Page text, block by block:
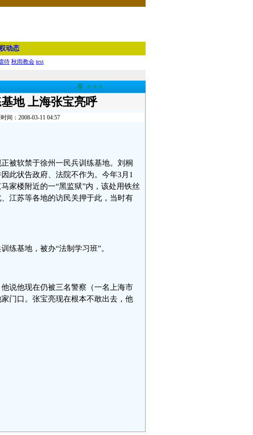
动态
待 秋雨教会 test
荐 ★★★
地 上海张宝亮呼
间：2008-03-11 04:57
被软禁于徐州一民兵训练基地。刘桐
此状告政府、法院不作为。今年3月1
家楼附近的一“黑监狱”内，该处用铁丝
江苏等各地的访民关押于此，当时有
练基地，被办“法制学习班”。
说他现在仍被三名警察（一名上海市
门口。张宝亮现在根本不敢出去，他